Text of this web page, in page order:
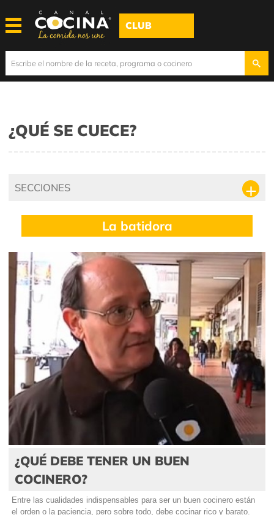
CLUB
¿QUÉ SE CUECE?
SECCIONES
La batidora
¿QUÉ DEBE TENER UN BUEN
COCINERO?
Entre las cualidades indispensables para ser un buen cocinero están
el orden o la paciencia, pero sobre todo, debe cocinar rico y barato.